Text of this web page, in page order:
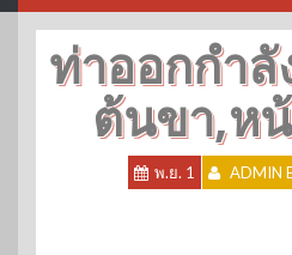
ท่าออกกำลั
ต้นขา,ห
พ.ย. 1 ADMIN